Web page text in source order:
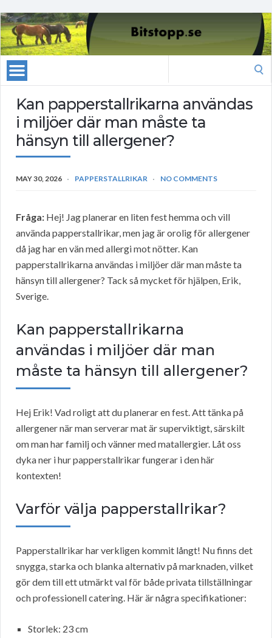
Kan papperstallrikarna användas
i miljöer där man måste ta
hänsyn till allergener?
MAY 30, 2026 PAPPERSTALLRIKAR NO COMMENTS
Fråga: Hej! Jag planerar en liten fest hemma och vill
använda papperstallrikar, men jag är orolig för allergener
då jag har en vän med allergi mot nötter. Kan
papperstallrikarna användas i miljöer där man måste ta
hänsyn till allergener? Tack så mycket för hjälpen, Erik,
Sverige.
Kan papperstallrikarna
användas i miljöer där man
måste ta hänsyn till allergener?
Hej Erik! Vad roligt att du planerar en fest. Att tänka på
allergener när man serverar mat är superviktigt, särskilt
om man har familj och vänner med matallergier. Låt oss
dyka ner i hur papperstallrikar fungerar i den här
kontexten!
Varför välja papperstallrikar?
Papperstallrikar har verkligen kommit långt! Nu finns det
snygga, starka och blanka alternativ på marknaden, vilket
gör dem till ett utmärkt val för både privata tillställningar
och professionell catering. Här är några specifikationer:
Storlek: 23 cm